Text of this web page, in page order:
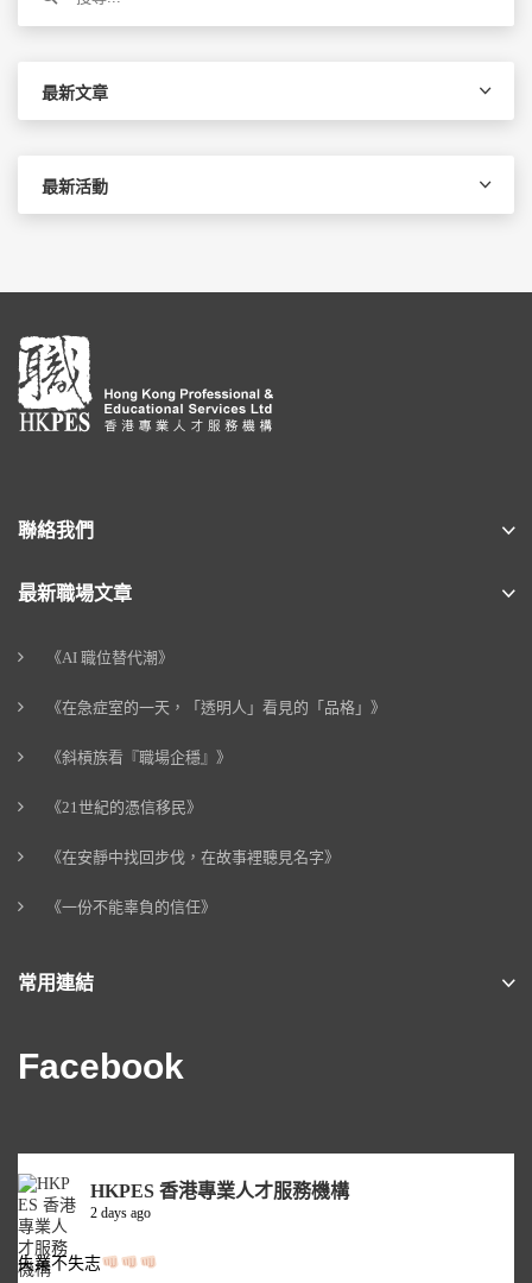
關
最新文章
最新活動
聯絡我們
最新職場文章
《AI 職位替代潮》
《在急症室的一天，「透明人」看見的「品格」》
《斜槓族看『職場企穩』》
《21世紀的憑信移民》
《在安靜中找回步伐，在故事裡聽見名字》
《一份不能辜負的信任》
常用連結
Facebook
HKPES 香港專業人才服務機構
2 days ago
失業不失志